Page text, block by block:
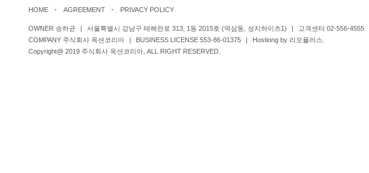
HOME AGREEMENT PRIVACY POLICY
OWNER 송하균 | 서울특별시 강남구 테헤란로 313, 1동 2015호 (역삼동, 성지하이츠1) |
고객센터 02-556-4555
COMPANY 주식회사 옥션코리아
| BUSINESS LICENSE 553-86-01375 |
Hostiong by 리모플러스.
Copyright@ 2019 주식회사 옥션코리아, ALL RIGHT RESERVED.